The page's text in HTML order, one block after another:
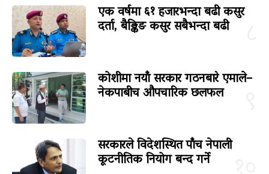
एक वर्षमा ६१ हजारभन्दा बढी कसुर
दर्ता, बैङ्किङ कसुर सबैभन्दा बढी
कोशीमा नयाँ सरकार गठनबारे एमाले–
नेकपाबीच औपचारिक छलफल
सरकारले विदेशस्थित पाँच नेपाली
कूटनीतिक नियोग बन्द गर्ने